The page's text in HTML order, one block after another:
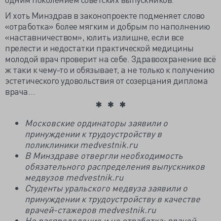
И хоть Минздрав в законопроекте подменяет слово
«отработка» более мягким и добрым по наполнению
«наставничеством», юлить излишне, если все
прелести и недостатки практической медицины
молодой врач проверит на себе. Здравоохранение всё
ж таки к чему-то и обязывает, а не только к получению
эстетического удовольствия от созерцания диплома
врача…
Московские ординаторы заявили о
принуждении к трудоустройству в
поликлиники medvestnik.ru
В Минздраве отвергли необходимость
обязательного распределения выпускников
медвузов medvestnik.ru
Студенты уральского медвуза заявили о
принуждении к трудоустройству в качестве
врачей-стажеров medvestnik.ru